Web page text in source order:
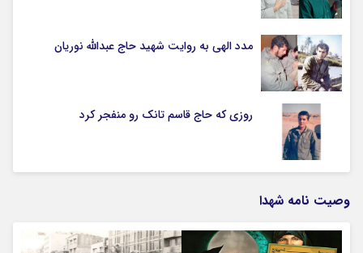
مدد الهی به روایت شهید حاج عبدالله نوریان
روزی که حاج قاسم تانک رو منفجر کرد
وصیت نامه شهدا